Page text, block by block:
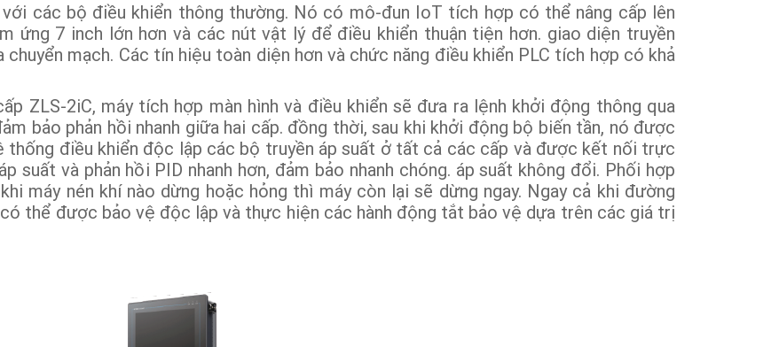
với các bộ điều khiển thông thường. Nó có mô-đun IoT tích hợp có thể nâng cấp lên
ứng 7 inch lớn hơn và các nút vật lý để điều khiển thuận tiện hơn. giao diện truyền
mạch. Các tín hiệu toàn diện hơn và chức năng điều khiển PLC tích hợp có khả
ZLS-2iC, máy tích hợp màn hình và điều khiển sẽ đưa ra lệnh khởi động thông qua
bảo phản hồi nhanh giữa hai cấp. đồng thời, sau khi khởi động bộ biến tần, nó được
thống điều khiển độc lập các bộ truyền áp suất ở tất cả các cấp và được kết nối trực
và phản hồi PID nhanh hơn, đảm bảo nhanh chóng. áp suất không đổi. Phối hợp
máy nén khí nào dừng hoặc hỏng thì máy còn lại sẽ dừng ngay. Ngay cả khi đường
thể được bảo vệ độc lập và thực hiện các hành động tắt bảo vệ dựa trên các giá trị